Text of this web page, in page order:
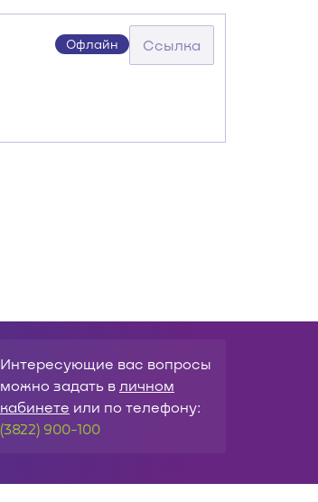
Офлайн Ссылка
Интересующие вас вопросы
можно задать в личном
кабинете или по телефону:
(3822) 900-100